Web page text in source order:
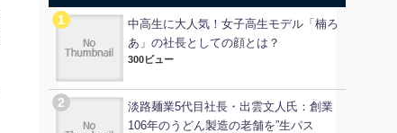
中高生に大人気！女子高生モデル「楠ろ
あ」の社長としての顔とは？
300ビュー
淡路麺業5代目社長・出雲文人氏：創業
106年のうどん製造の老舗を”生パス